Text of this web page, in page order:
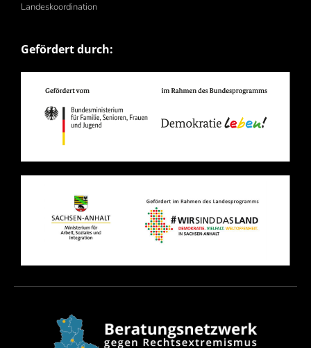
Landeskoordination
Gefördert durch: